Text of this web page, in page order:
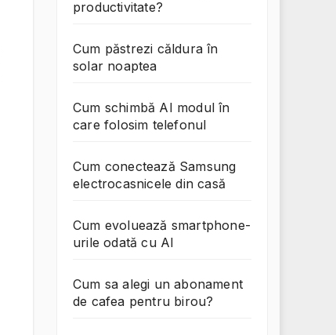
productivitate?
Cum păstrezi căldura în
solar noaptea
Cum schimbă AI modul în
care folosim telefonul
Cum conectează Samsung
electrocasnicele din casă
Cum evoluează smartphone-
urile odată cu AI
Cum sa alegi un abonament
de cafea pentru birou?